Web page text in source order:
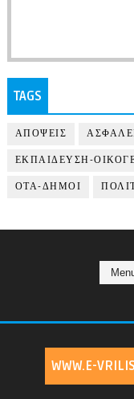
TAGS
ΑΠΟΨΕΙΣ
ΕΚΠΑΙΔΕΥΣΗ-
ΟΤΑ-ΔΗΜΟΙ
WWW.E-